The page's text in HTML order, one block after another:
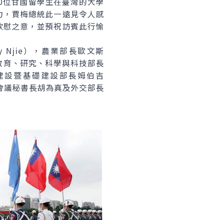
賈梅總統此一遠見令人感
之意，並預祝訪賓此行愉
），農業部長歐文斯
、研究、科學與科技部長
暨基礎建設部長姆伯吉
秘書長胡為真及外交部長